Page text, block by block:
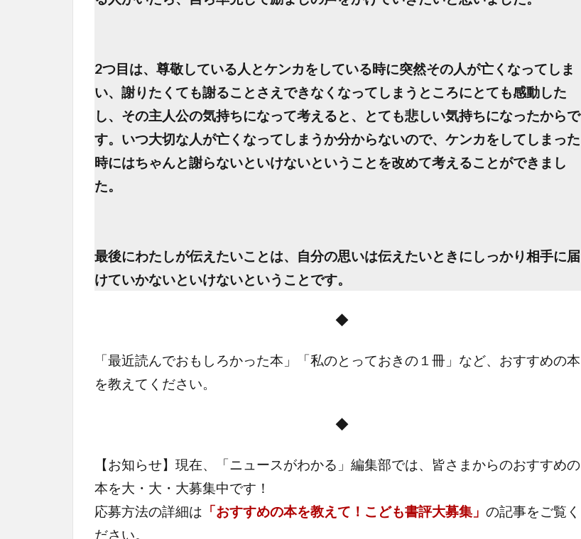
2つ目は、尊敬している人とケンカをしている時に突然その人が亡くなってしま
い、謝りたくても謝ることさえできなくなってしまうところにとても感動した
し、その主人公の気持ちになって考えると、とても悲しい気持ちになったからで
す。いつ大切な人が亡くなってしまうか分からないので、ケンカをしてしまった
時にはちゃんと謝らないといけないということを改めて考えることができまし
た。
最後にわたしが伝えたいことは、自分の思いは伝えたいときにしっかり相手に届
けていかないといけないということです。
◆
「最近読んでおもしろかった本」「私のとっておきの１冊」など、おすすめの本
を教えてください。
◆
【お知らせ】現在、「ニュースがわかる」編集部では、皆さまからのおすすめの
本を大・大・大募集中です！
応募方法の詳細は 「おすすめの本を教えて！こども書評大募集」 の記事をご覧く
ださい。